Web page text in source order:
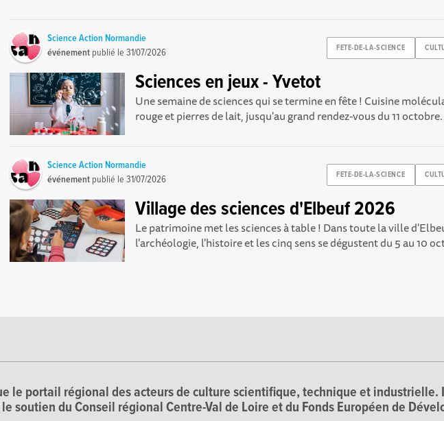
FETE-DE-LA-SCIENCE
Science Action Normandie
événement publié le31/07/2026
Sciences en jeux - Yvetot
Une semaine de sciences qui se termine en fête ! Cuisine
rouge et pierres de lait, jusqu'au grand rendez-vous du 11 octobre.
FETE-DE-LA-SCIENCE
Science Action Normandie
événement publié le31/07/2026
Village des sciences d'Elbeuf 2026
Le patrimoine met les sciences à table ! Dans toute la ville
l'archéologie, l'histoire et les cinq sens se dégustent du 5 au 10
le portail régional des acteurs de culture scientifique, technique et industrielle.
soutien du Conseil régional Centre-Val de Loire et du Fonds Européen de